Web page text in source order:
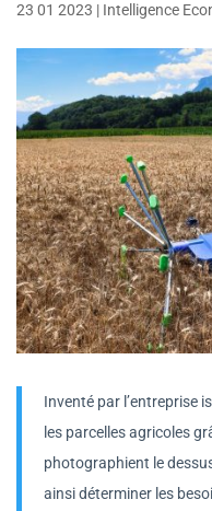
23 01 2023 | Intelligence
Inventé par l’entreprise
les parcelles agricoles
photographient le
ainsi déterminer les